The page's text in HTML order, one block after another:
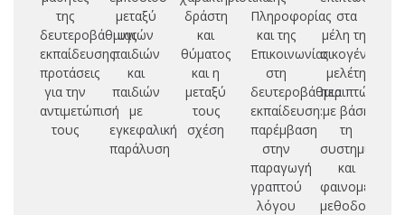
της
δευτεροβάθμιας
εκπαίδευσης:
προτάσεις
για την
αντιμετώπισή
τους
μεταξύ
υγιών
παιδιών
και
παιδιών
με
εγκεφαλική
παράλυση
δράστη
και
θύματος
και η
μεταξύ
τους
σχέση
Πληροφορίας
και της
Επικοινωνίας
στη
δευτεροβάθμια
εκπαίδευση:
παρέμβαση
στην
παραγωγή
γραπτού
λόγου
στα
μέλη της
οικογένειας:
μελέτη
περιπτώσεων
με βάση
τη
συστημική
και
μεθοδολογία